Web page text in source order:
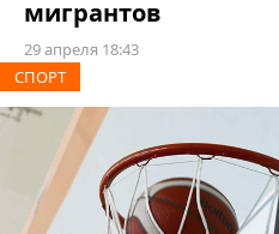
мигрантов
29 апреля 18:43
СПОРТ